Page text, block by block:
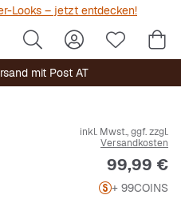
Looks – jetzt entdecken!
mit Post AT
inkl. Mwst., ggf. zzgl.
Versandkosten
Preis
99,99 €
+ 99COINS